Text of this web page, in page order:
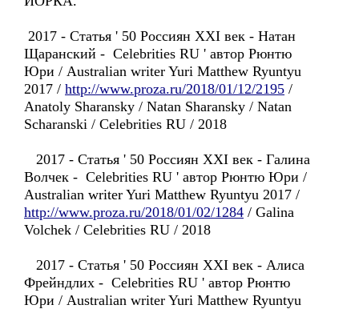
2017 - Статья ' 50 Россиян XXI век - Натан
Щаранский - Celebrities RU ' автор Рюнтю
Юри / Australian writer Yuri Matthew Ryuntyu
2017 / http://www.proza.ru/2018/01/12/2195 /
Anatoly Sharansky / Natan Sharansky / Natan
Scharanski / Celebrities RU / 2018
2017 - Статья ' 50 Россиян XXI век - Галина
Волчек - Celebrities RU ' автор Рюнтю Юри /
Australian writer Yuri Matthew Ryuntyu 2017 /
http://www.proza.ru/2018/01/02/1284 / Galina
Volchek / Celebrities RU / 2018
2017 - Статья ' 50 Россиян XXI век - Алиса
Фрейндлих - Celebrities RU ' автор Рюнтю
Юри / Australian writer Yuri Matthew Ryuntyu